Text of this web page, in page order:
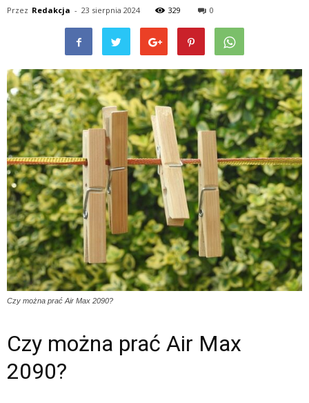
Przez Redakcja - 23 sierpnia 2024 329 0
Czy można prać Air Max 2090?
Czy można prać Air Max
2090?